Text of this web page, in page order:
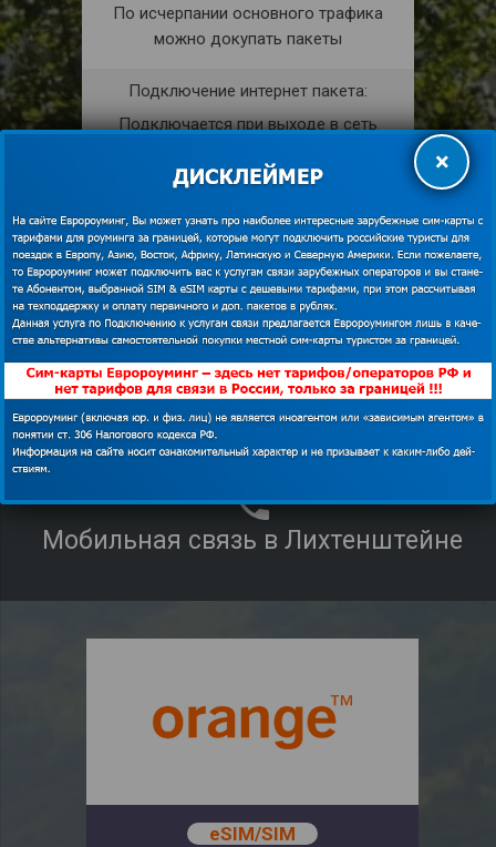
По исчерпании основного трафика
можно докупать пакеты
Подключение интернет пакета:
Подключается при выходе в сеть
Раздача интернета:
shopping_cartКУПИТЬ
descriptionПОДРОБНЕЕ
Мобильная связь в Лихтенштейне
eSIM/SIM
×